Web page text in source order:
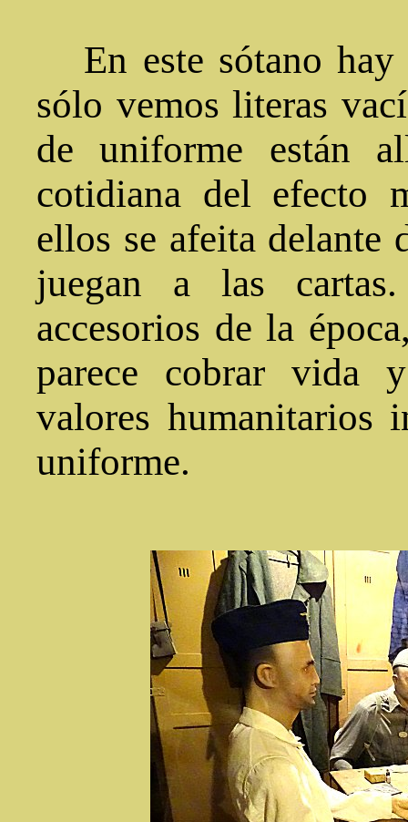
En este sótano
sólo vemos literas
de uniforme están
cotidiana del efecto
ellos se afeita delante
juegan a las
accesorios de la
parece cobrar vida
valores humanitarios
uniforme.